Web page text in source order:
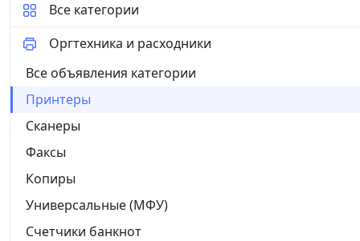
Все категории
Оргтехника и расходники
Все объявления категории
Принтеры
Сканеры
Факсы
Копиры
Универсальные (МФУ)
Счетчики банкнот